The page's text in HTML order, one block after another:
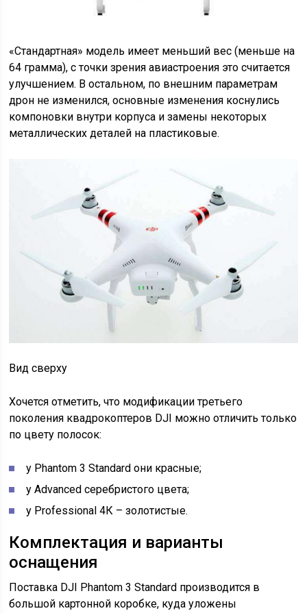
«Стандартная» модель имеет меньший вес (меньше на
64 грамма), с точки зрения авиастроения это считается
улучшением. В остальном, по внешним параметрам
дрон не изменился, основные изменения коснулись
компоновки внутри корпуса и замены некоторых
металлических деталей на пластиковые.
Вид сверху
Хочется отметить, что модификации третьего
поколения квадрокоптеров DJI можно отличить только
по цвету полосок:
у Phantom 3 Standard они красные;
у Advanced серебристого цвета;
у Professional 4К – золотистые.
Комплектация и варианты
оснащения
Поставка DJI Phantom 3 Standard производится в
большой картонной коробке, куда уложены